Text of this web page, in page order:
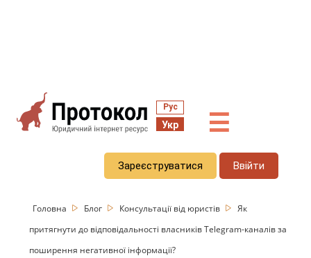
Рус
Укр ☰
Зареєструватися Ввійти
Головна Блог Консультації від юристів
Як
притягнути до відповідальності власників Telegram-каналів за
поширення негативної інформації?